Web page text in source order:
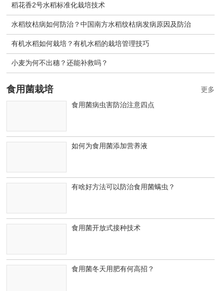
稻花香2号水稻标准化栽培技术
水稻纹枯病如何防治？中国南方水稻纹枯病发病原因及防治
有机水稻如何栽培？有机水稻的栽培管理技巧
小麦为何不出穗？还能补救吗？
食用菌栽培
食用菌病虫害防治注意四点
如何为食用菌添加营养液
有啥好方法可以防治食用菌螨虫？
食用菌开放式接种技术
食用菌冬天用肥有何高招？
更多